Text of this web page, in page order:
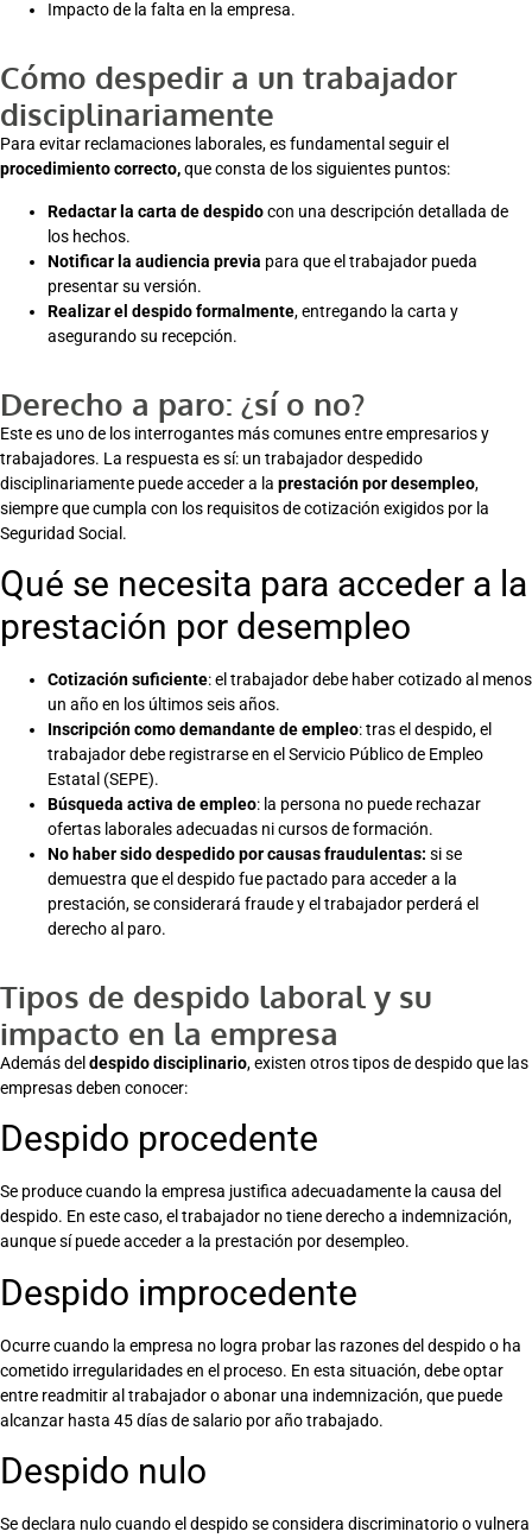
Impacto de la falta en la empresa.
Cómo despedir a un trabajador
disciplinariamente
Para evitar reclamaciones laborales, es fundamental seguir el
procedimiento correcto,que consta de los siguientes puntos:
Redactar la carta de despidocon una descripción detallada de
los hechos.
Notificar la audiencia previa para que el trabajador pueda
presentar su versión.
Realizar el despido formalmente, entregando la carta y
asegurando su recepción.
Derecho a paro: ¿sí o no?
Este es uno de los interrogantes más comunes entre empresarios y
trabajadores. La respuesta es sí: un trabajador despedido
disciplinariamente puede acceder a la prestación por desempleo,
siempre que cumpla con los requisitos de cotización exigidos por la
Seguridad Social.
Qué se necesita para acceder a la
prestación por desempleo
Cotización suficiente: el trabajador debe haber cotizado al menos
un año en los últimos seis años.
Inscripción como demandante de empleo: tras el despido, el
trabajador debe registrarse en el Servicio Público de Empleo
Estatal (SEPE).
Búsqueda activa de empleo: la persona no puede rechazar
ofertas laborales adecuadas ni cursos de formación.
No haber sido despedido por causas fraudulentas: si se
demuestra que el despido fue pactado para acceder a la
prestación, se considerará fraude y el trabajador perderá el
derecho al paro​.
Tipos de despido laboral y su
impacto en la empresa
Además del despido disciplinario, existen otros tipos de despido que las
empresas deben conocer:
Despido procedente
Se produce cuando la empresa justifica adecuadamente la causa del
despido. En este caso, el trabajador no tiene derecho a indemnización,
aunque sí puede acceder a la prestación por desempleo.
Despido improcedente
Ocurre cuando la empresa no logra probar las razones del despido o ha
cometido irregularidades en el proceso. En esta situación, debe optar
entre readmitir al trabajador o abonar una indemnización, que puede
alcanzar hasta 45 días de salario por año trabajado.
Despido nulo
Se declara nulo cuando el despido se considera discriminatorio o vulnera